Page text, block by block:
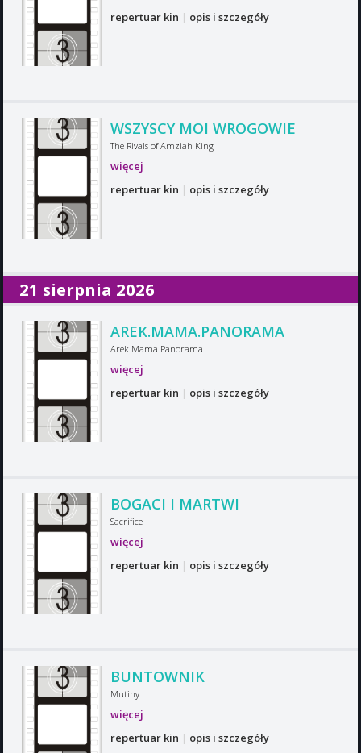
repertuar kin | opis i szczegóły
WSZYSCY MOI WROGOWIE
The Rivals of Amziah King
więcej
repertuar kin | opis i szczegóły
21 sierpnia 2026
AREK.MAMA.PANORAMA
Arek.Mama.Panorama
więcej
repertuar kin | opis i szczegóły
BOGACI I MARTWI
Sacrifice
więcej
repertuar kin | opis i szczegóły
BUNTOWNIK
Mutiny
więcej
repertuar kin | opis i szczegóły